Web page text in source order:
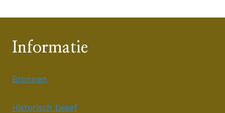
Informatie
Bronnen
Historisch besef